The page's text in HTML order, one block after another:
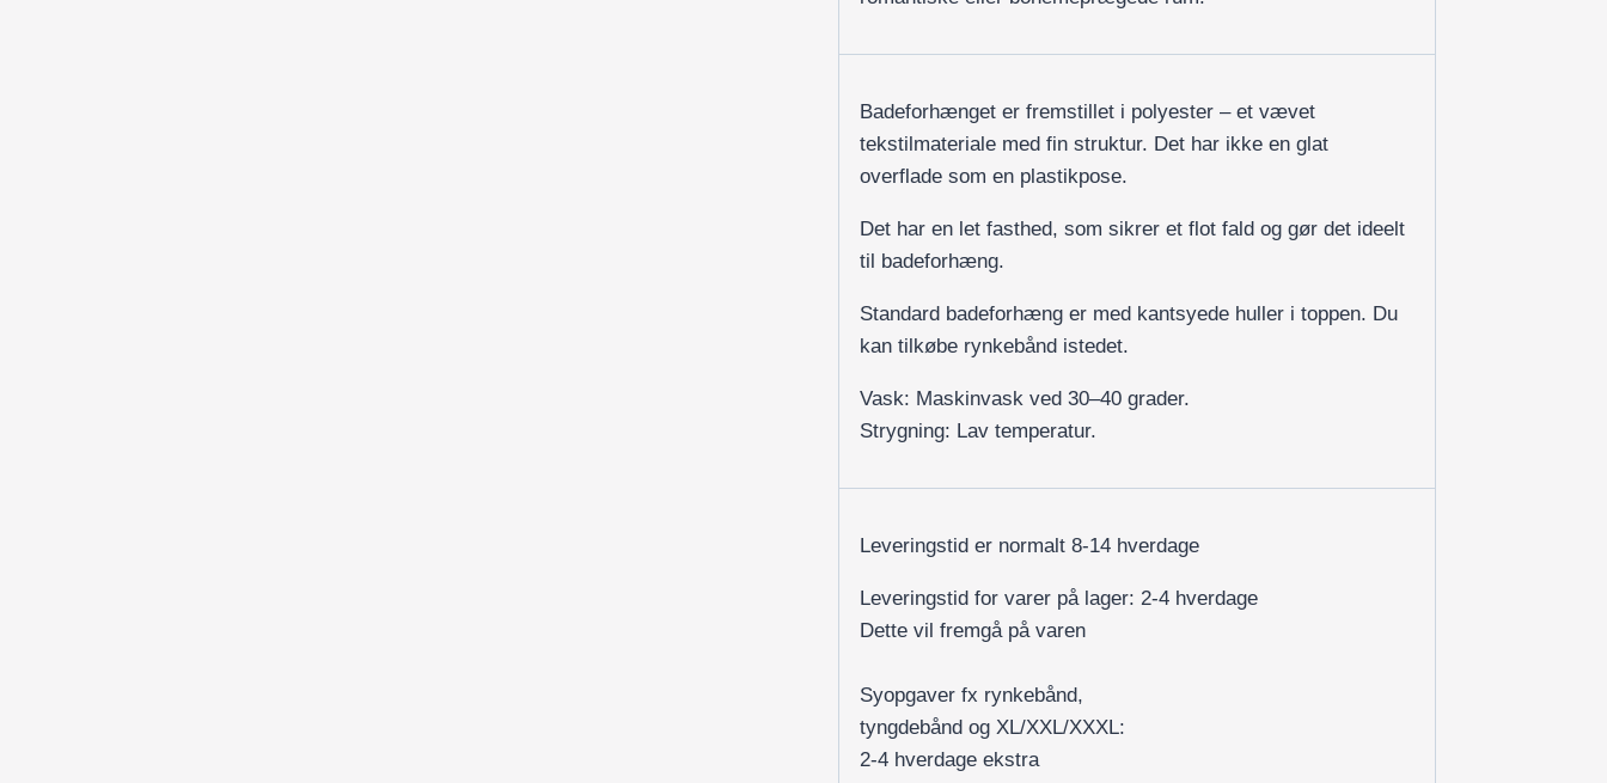
Badeforhænget er fremstillet i polyester – et vævet
tekstilmateriale med fin struktur. Det har ikke en glat
overflade som en plastikpose.
Det har en let fasthed, som sikrer et flot fald og gør det ideelt
til badeforhæng.
Standard badeforhæng er med kantsyede huller i toppen. Du
kan tilkøbe rynkebånd istedet.
Vask: Maskinvask ved 30–40 grader.
Strygning: Lav temperatur.
Leveringstid er normalt 8-14 hverdage
Leveringstid for varer på lager: 2-4 hverdage
Dette vil fremgå på varen
Syopgaver fx rynkebånd,
tyngdebånd og XL/XXL/XXXL:
2-4 hverdage ekstra